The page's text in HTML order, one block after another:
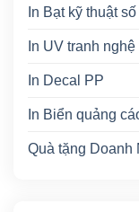
In Bạt kỹ thuật số
In UV tranh
In Decal PP
In Biển quảng
Quà tặng Doanh